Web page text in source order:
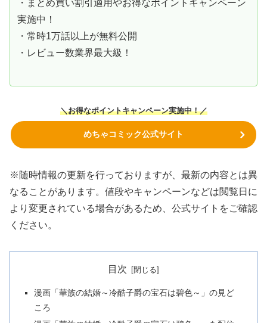
・まとめ買い割引適用やお得なポイントキャンペーン
実施中！
・常時1万話以上が無料公開
・レビュー数業界最大級！
＼お得なポイントキャンペーン実施中！／
めちゃコミック公式サイト
※随時情報の更新を行っておりますが、最新の内容とは異
なることがあります。値段やキャンペーンなどは閲覧日に
より変更されている場合があるため、公式サイトをご確認
ください。
目次
漫画「華族の結婚～冷酷子爵の宝石は碧色～」の見ど
ころ